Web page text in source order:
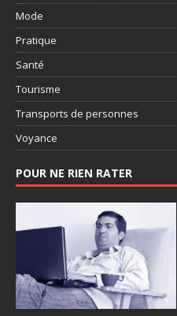
Mode
Pratique
Santé
Tourisme
Transports de personnes
Voyance
POUR NE RIEN RATER